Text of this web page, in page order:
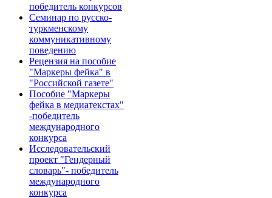
победитель конкурсов
Семинар по русско-
туркменскому
коммуникативному
поведению
Рецензия на пособие
"Маркеры фейка" в
"Российской газете"
Пособие "Маркеры
фейка в медиатекстах"
-победитель
международного
конкурса
Исследовательский
проект "Гендерный
словарь"- победитель
международного
конкурса